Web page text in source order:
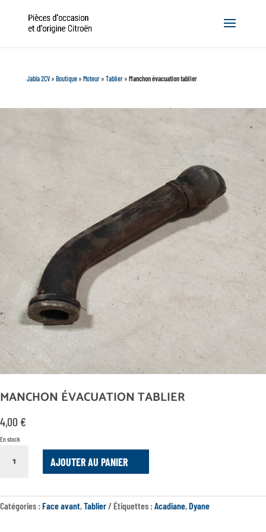
Jabla 2CV» Boutique» Moteur» Tablier» Manchon évacuation tablier
MANCHON ÉVACUATION TABLIER
4,00 €
En stock
TABLIER
AJOUTER AU PANIER
Catégories : Face avant,Tablier Étiquettes : Acadiane,Dyane